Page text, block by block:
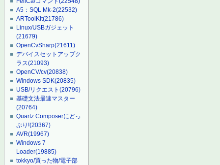
A5：SQL Mk-2(22532)
ARToolKit(21786)
Linux/USBガジェット
(21679)
OpenCvSharp(21611)
デバイスセットアップク
ラス(21093)
OpenCV/cv(20838)
Windows SDK(20835)
USB/リクエスト(20796)
基礎文法最速マスター
(20764)
Quartz Composerにどっ
ぷり!(20367)
AVR(19967)
Windows 7
Loader(19885)
tokkyo/買った物/電子部